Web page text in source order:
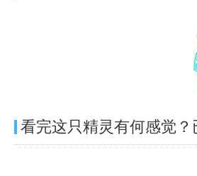
看完这只精灵有何感觉？